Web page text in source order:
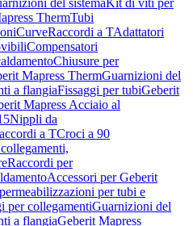
del sistemaKit di viti per
ThermTubi
CurveRaccordi a TAdattatori
Compensatori
Chiusure per
Mapress ThermGuarnizioni del
a flangiaFissaggi per tubiGeberit
Mapress Acciaio al
Nippli da
a TCroci a 90
Raccordi per
Accessori per Geberit
per tubi e
per collegamentiGuarnizioni del
a flangiaGeberit Mapress